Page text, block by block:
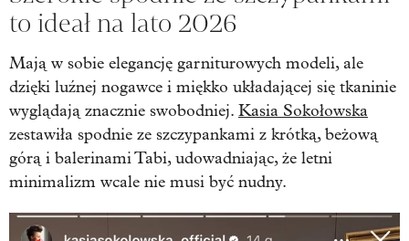
to ideał na lato 2026
Mają w sobie elegancję garniturowych modeli, ale
dzięki luźnej nogawce i miękko układającej się tkaninie
wyglądają znacznie swobodniej. Kasia Sokołowska
zestawiła spodnie ze szczypankami z krótką, beżową
górą i balerinami Tabi, udowadniając, że letni
minimalizm wcale nie musi być nudny.